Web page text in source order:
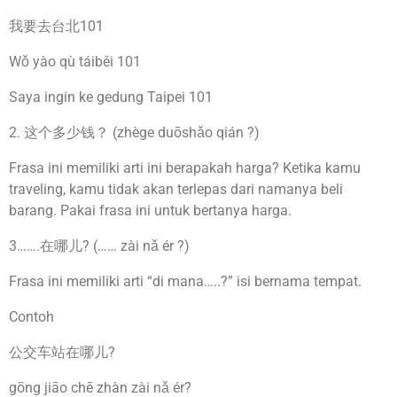
我要去台北101
Wǒ yào qù táiběi 101
Saya ingin ke gedung Taipei 101
2. 这个多少钱？ (zhège duōshǎo qián ?)
Frasa ini memiliki arti ini berapakah harga? Ketika kamu
traveling, kamu tidak akan terlepas dari namanya beli
barang. Pakai frasa ini untuk bertanya harga.
3…….在哪儿? (…… zài nǎ ér ?)
Frasa ini memiliki arti “di mana…..?” isi bernama tempat.
Contoh
公交车站在哪儿?
gōng jiāo chē zhàn zài nǎ ér?